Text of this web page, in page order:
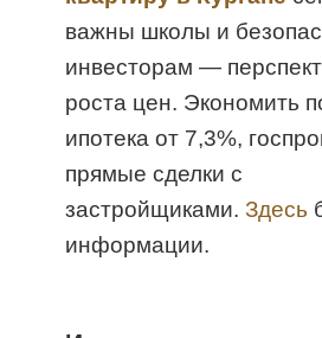
важны школы и
инвесторам —
роста цен. Экономить
ипотека от 7,3%,
прямые сделки с
застройщиками. Здесь
информации.